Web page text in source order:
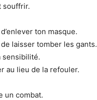
souffrir.
ton masque.
laisser tomber les gants.
sensibilité.
au lieu de la refouler.
un combat.